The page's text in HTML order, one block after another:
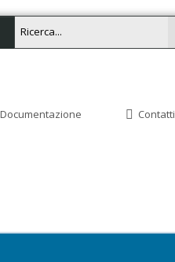
Documentazione Contatti